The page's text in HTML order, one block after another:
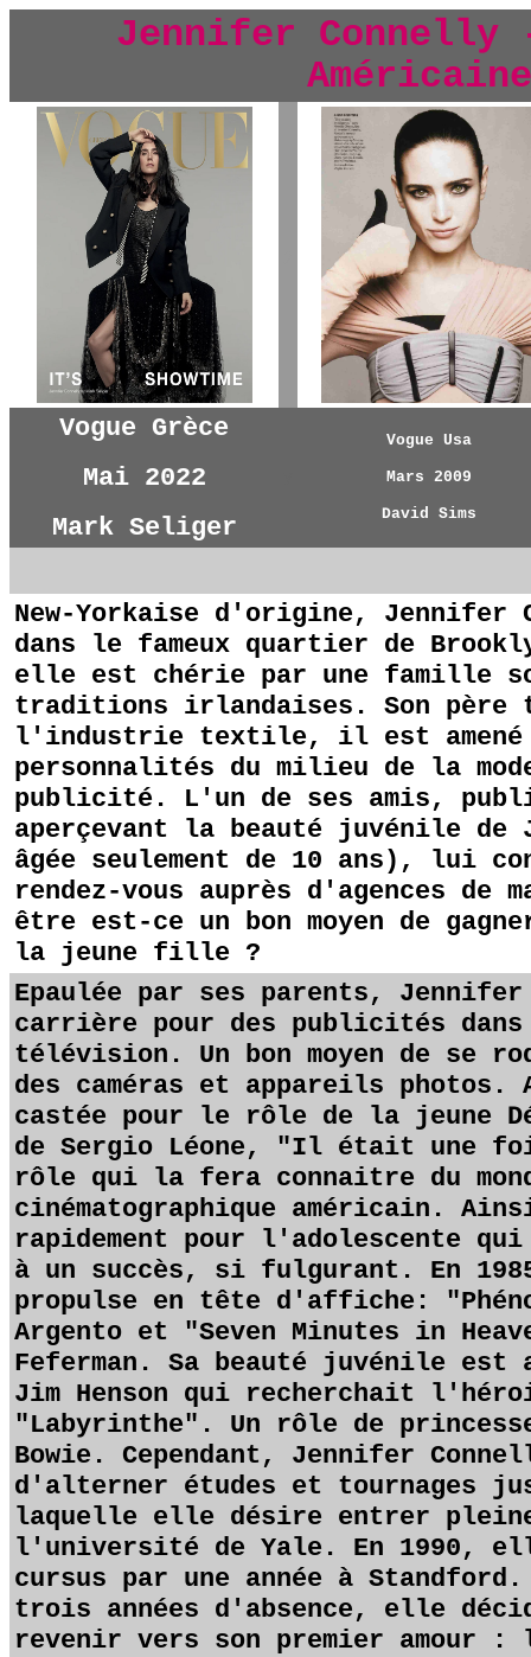
Jennifer
Américaine
Vogue Grèce
Mai 2022
Mark Seliger
Vogue Usa
Mars 2009
David Sims
New-Yorkaise d'origine, Jennifer
dans le fameux quartier de
elle est chérie par une famille
traditions irlandaises. Son père
l'industrie textile, il est amené
personnalités du milieu de la
publicité. L'un de ses amis,
aperçevant la beauté juvénile de
âgée seulement de 10 ans), lui
rendez-vous auprès d'agences de
être est-ce un bon moyen de
la jeune fille ?
Epaulée par ses parents,
carrière pour des publicités
télévision. Un bon moyen de se
des caméras et appareils
castée pour le rôle de la jeune
de Sergio Léone, "Il était une
rôle qui la fera connaitre du
cinématographique américain.
rapidement pour l'adolescente
à un succès, si fulgurant. En
propulse en tête d'affiche:
Argento et "Seven Minutes in
Feferman. Sa beauté juvénile est
Jim Henson qui recherchait
"Labyrinthe". Un rôle de
Bowie. Cependant, Jennifer
d'alterner études et tournages
laquelle elle désire entrer
l'université de Yale. En 1990,
cursus par une année à Standford.
trois années d'absence, elle
revenir vers son premier amour :